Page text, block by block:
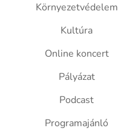
Környezetvédelem
Kultúra
Online koncert
Pályázat
Podcast
Programajánló